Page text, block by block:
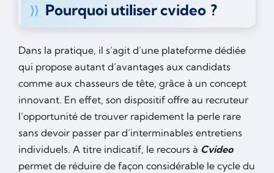
Pourquoi utiliser cvideo ?
Dans la pratique, il s’agit d’une plateforme dédiée
qui propose autant d’avantages aux candidats
comme aux chasseurs de tête, grâce à un concept
innovant. En effet, son dispositif offre au recruteur
l’opportunité de trouver rapidement la perle rare
sans devoir passer par d’interminables entretiens
individuels. A titre indicatif, le recours à Cvideo
permet de réduire de façon considérable le cycle du